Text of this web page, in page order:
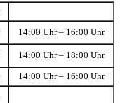
14:00 Uhr – 16:00 Uhr
14:00 Uhr – 18:00 Uhr
14:00 Uhr – 16:00 Uhr